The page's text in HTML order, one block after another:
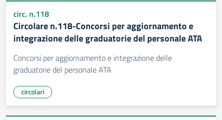
circ. n.118
Circolare n.118-Concorsi per aggiornamento e
integrazione delle graduatorie del personale ATA
Concorsi per aggiornamento e integrazione delle
graduatorie del personale ATA
circolari